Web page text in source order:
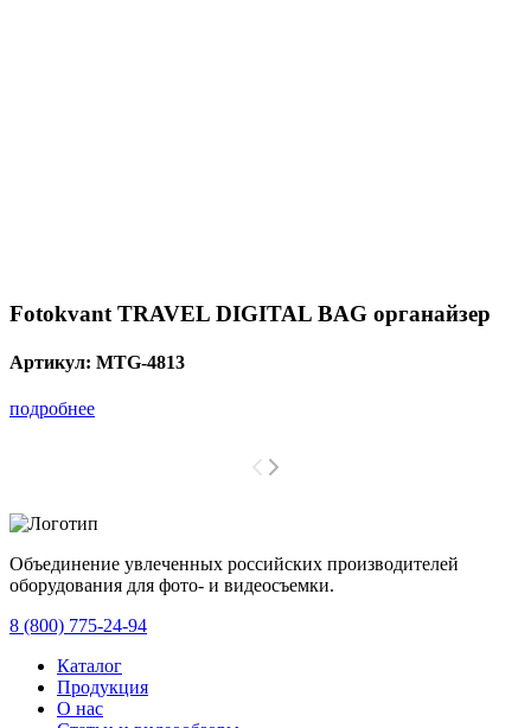
Fotokvant TRAVEL DIGITAL BAG органайзер
Артикул: MTG-4813
подробнее
Объединение увлеченных российских производителей
оборудования для фото- и видеосъемки.
8 (800) 775-24-94
Каталог
Продукция
О нас